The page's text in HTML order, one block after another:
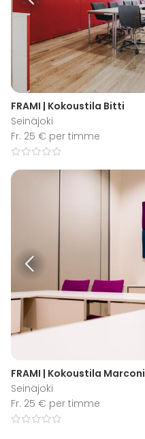
FRAMI | Kokoustila Bitti
Seinäjoki
Fr. 25 € per timme
FRAMI | Kokoustila Marconi
Seinäjoki
Fr. 25 € per timme